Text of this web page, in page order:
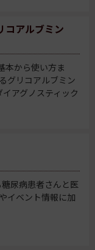
コアルブミン
本から使い方ま
グリコアルブミン
アグノスティック
尿病患者さんと医
イベント情報に加